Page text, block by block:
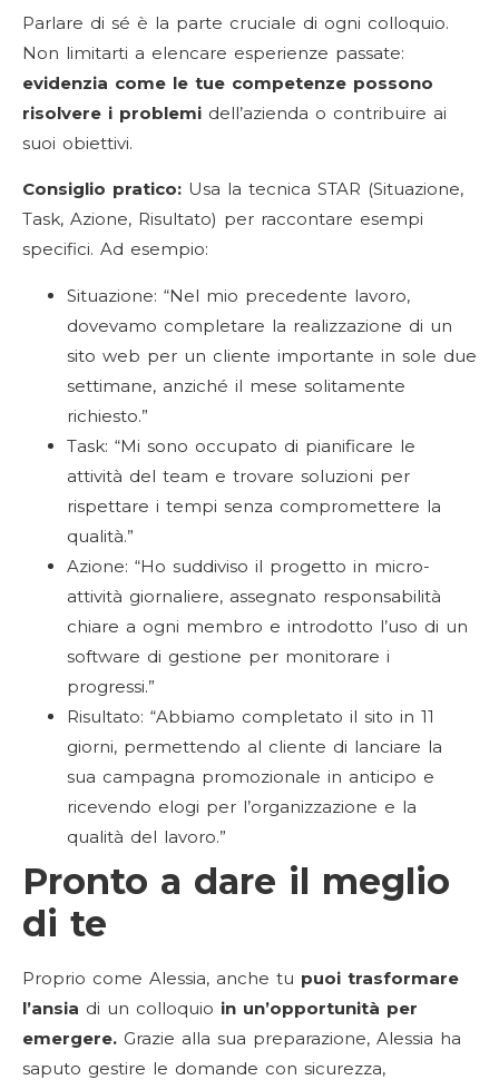
Parlare di sé è la parte cruciale di ogni colloquio.
Non limitarti a elencare esperienze passate:
evidenzia come le tue competenze possono
risolvere i problemi dell’azienda o contribuire ai
suoi obiettivi.
Consiglio pratico: Usa la tecnica STAR (Situazione,
Task, Azione, Risultato) per raccontare esempi
specifici. Ad esempio:
Situazione: “Nel mio precedente lavoro,
dovevamo completare la realizzazione di un
sito web per un cliente importante in sole due
settimane, anziché il mese solitamente
richiesto.”
Task: “Mi sono occupato di pianificare le
attività del team e trovare soluzioni per
rispettare i tempi senza compromettere la
qualità.”
Azione: “Ho suddiviso il progetto in micro-
attività giornaliere, assegnato responsabilità
chiare a ogni membro e introdotto l’uso di un
software di gestione per monitorare i
progressi.”
Risultato: “Abbiamo completato il sito in 11
giorni, permettendo al cliente di lanciare la
sua campagna promozionale in anticipo e
ricevendo elogi per l’organizzazione e la
qualità del lavoro.”
Pronto a dare il meglio
di te
Proprio come Alessia, anche tu puoi trasformare
l’ansia di un colloquio in un’opportunità per
emergere. Grazie alla sua preparazione, Alessia ha
saputo gestire le domande con sicurezza,